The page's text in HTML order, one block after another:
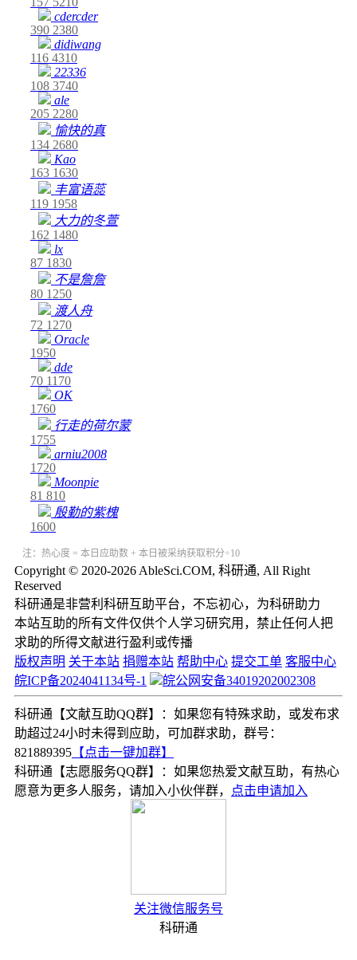
cdercder
390 2380
didiwang
116 4310
22336
108 3740
ale
205 2280
愉快的真
134 2680
Kao
163 1630
丰富语蕊
119 1958
大力的冬萱
162 1480
lx
87 1830
不是詹詹
80 1250
渡人舟
72 1270
Oracle
1950
dde
70 1170
OK
1760
行走的荷尔蒙
1755
arniu2008
1720
Moonpie
81 810
殷勤的紫槐
1600
注：热心度 = 本日应助数 + 本日被采纳获取积分÷10
Copyright © 2020-2026 AbleSci.COM, 科研通, All Right
Reserved
科研通是非营利科研互助平台，不忘初心，为科研助力
本站互助的所有文件仅供个人学习研究用，禁止任何人把
求助的所得文献进行盈利或传播
版权声明 关于本站 捐赠本站 帮助中心 提交工单 客服中心
皖ICP备2024041134号-1
皖公网安备34019202002308
科研通【文献互助QQ群】：如果您有特殊求助，或发布求
助超过24小时未得到应助，可加群求助，群号：
821889395 【点击一键加群】
科研通【志愿服务QQ群】：如果您热爱文献互助，有热心
愿意为更多人服务，请加入小伙伴群，
点击申请加入
关注微信服务号
科研通